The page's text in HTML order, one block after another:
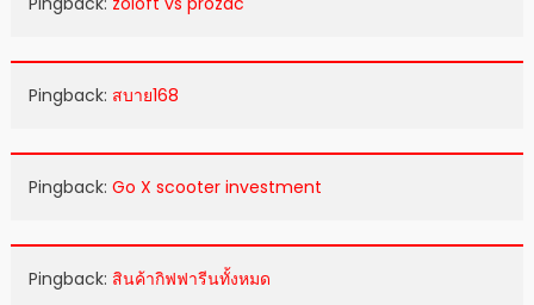
Pingback: สบาย168
Pingback: Go X scooter investment
Pingback: สินค้ากิฟฟารีนทั้งหมด